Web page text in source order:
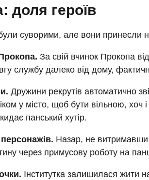
доля героїв
суворими, але вони принесли
За свій вчинок Прокопа
службу далеко від дому,
Дружини рекрутів автоматично
у місто, щоб бути вільною, хоч
панський хутір.
Назар, не витримавши
через примусову роботу на
Інститутка залишилася жити